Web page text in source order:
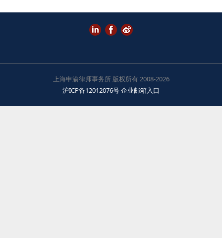
上海申渝律师事务所 版权所有 2008-2026
沪ICP备12012076号企业邮箱入口